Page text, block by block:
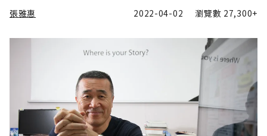
張雅惠 2022-04-02 瀏覽數 27,300+